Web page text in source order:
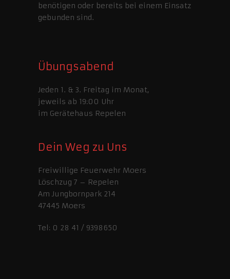
benötigen oder bereits bei einem Einsatz
gebunden sind.
Übungsabend
Jeden 1. & 3. Freitag im Monat,
jeweils ab 19:00 Uhr
im Gerätehaus Repelen
Dein Weg zu Uns
Freiwillige Feuerwehr Moers
Löschzug 7 – Repelen
Am Jungbornpark 214
47445 Moers
Tel: 0 28 41 / 9398650